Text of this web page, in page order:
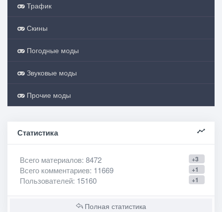
Трафик
Скины
Погодные моды
Звуковые моды
Прочие моды
Статистика
+3
Всего материалов: 8472
+1
Всего комментариев: 11669
+1
Пользователей: 15160
Полная статистика